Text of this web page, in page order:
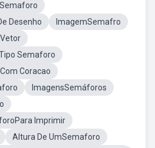
Desenho
ImagemSemafro
Semaforo
Coracao
ImagensSemáforos
Imprimir
Altura De UmSemaforo